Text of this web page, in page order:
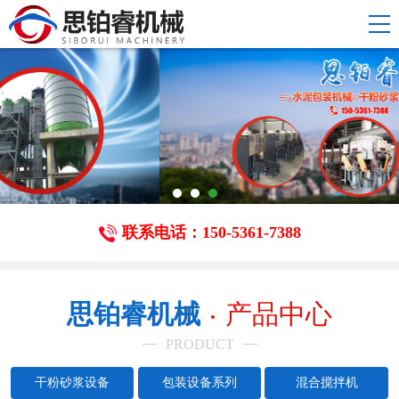
联系电话：150-5361-7388
思铂睿机械 产品中心
PRODUCT
干粉砂浆设备 包装设备系列 混合搅拌机